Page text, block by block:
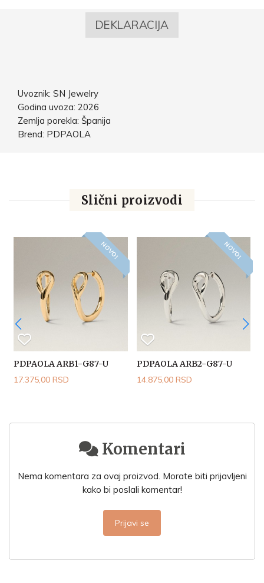
DEKLARACIJA
Uvoznik: SN Jewelry
Godina uvoza: 2026
Zemlja porekla: Španija
Brend: PDPAOLA
Slični proizvodi
NOVO!
PDPAOLA ARB1-G87-U
17.375,00 RSD
NOVO!
PDPAOLA ARB2-G87-U
14.875,00 RSD
Komentari
Nema komentara za ovaj proizvod. Morate biti prijavljeni
kako bi poslali komentar!
Prijavi se